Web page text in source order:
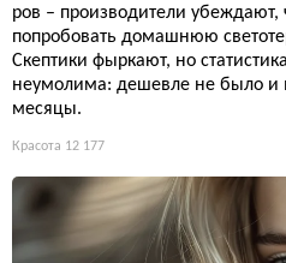
ров – производители
попробовать домашнюю
Скептики фыркают, но
неумолима: дешевле не было и
месяцы.
Красота 12 177